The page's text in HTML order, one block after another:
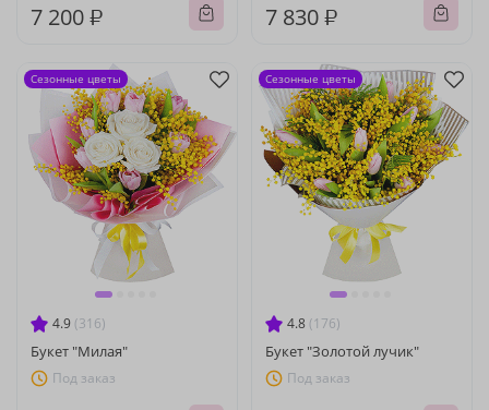
7 200 ₽ 7 830 ₽
4.9 (316)
Букет "Милая"
Под заказ
Сезонные цветы
4.8 (176)
Букет "Золотой лучик"
Под заказ
Сезонные цветы